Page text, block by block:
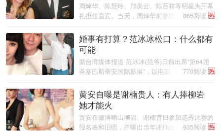
热
865阅读
周焯华、陈慧玲、邝美云、陈百祥等明星为开幕
礼担任嘉宾。当天，周焯华前妻陈慧玲还带自己
已经和好如初。
婚事有打算？范冰冰松口：什么都有
可能
热
770阅读
据台湾媒体报道 范冰冰(范爷)日前出席“第64届
圣塞巴斯蒂安国际影展”，以电影《我不是潘金
李晨：“真的还要谢谢我的李先生。”她在受访
时，透露对方爱相随飞来西班牙， ...
黄安自曝是谢楠贵人：有人捧柳岩
她才能火
热
935阅读
黄安在微博晒出柳岩、谢楠昔日参加选秀比赛的
报名表和旧照，并曝出当年谢楠出道的一段内